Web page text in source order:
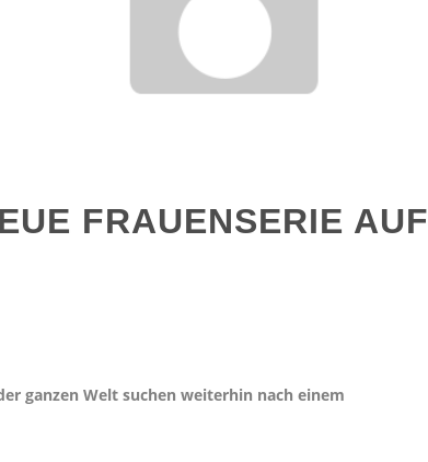
FRAUENSERIE AUF
ganzen Welt suchen weiterhin nach einem